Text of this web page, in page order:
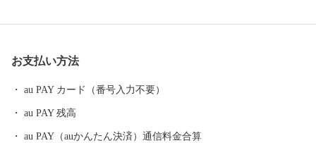
ろしくお願いいたします。
お支払い方法
au PAY カード（番号入力不要）
au PAY 残高
au PAY（auかんたん決済）通信料金合算